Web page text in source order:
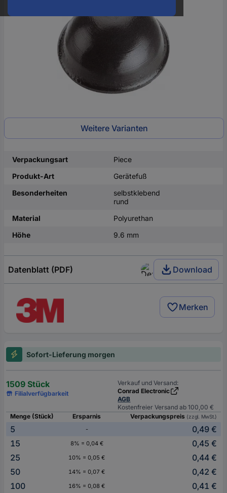
Weitere Varianten
Verpackungsart
Piece
Produkt-Art
Gerätefuß
Besonderheiten
selbstklebend
rund
Material
Polyurethan
Höhe
9.6 mm
Datenblatt (PDF) Download
Merken
Sofort-Lieferung morgen
1509 Stück
Filialverfügbarkeit
Verkauf und Versand:
Conrad Electronic
AGB
Kostenfreier Versand ab 100,00 €
Menge (Stück)
Ersparnis Verpackungspreis (zzgl. MwSt.)
5 -
0,49 €
15
8% = 0,04 €
0,45 €
25
10% = 0,05 €
0,44 €
50
14% = 0,07 €
0,42 €
100
16% = 0,08 €
0,41 €